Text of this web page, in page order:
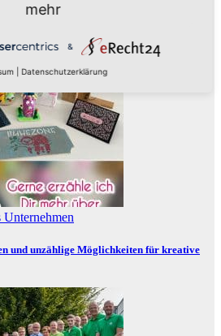
Unternehmen
und unzählige Möglichkeiten für kreative
mehr
&
Datenschutzerklärung